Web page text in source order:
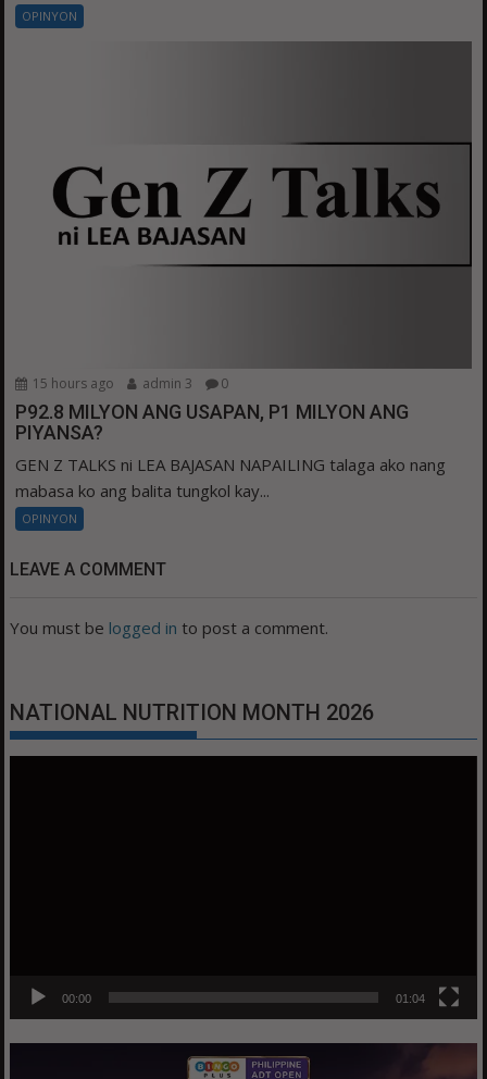
OPINYON
15 hours ago admin 3 0
P92.8 MILYON ANG USAPAN, P1 MILYON ANG
PIYANSA?
GEN Z TALKS ni LEA BAJASAN NAPAILING talaga ako nang
mabasa ko ang balita tungkol kay...
OPINYON
LEAVE A COMMENT
You must be logged in to post a comment.
NATIONAL NUTRITION MONTH 2026
00:00 01:04